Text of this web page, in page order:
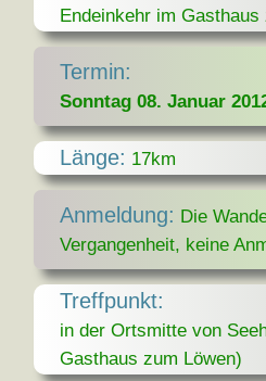
Endeinkehr im Gasthaus
Termin:
Sonntag 08. Januar
Länge: 17km
Anmeldung: Die
Vergangenheit, keine
Treffpunkt:
in der Ortsmitte von
Gasthaus zum Löwen)